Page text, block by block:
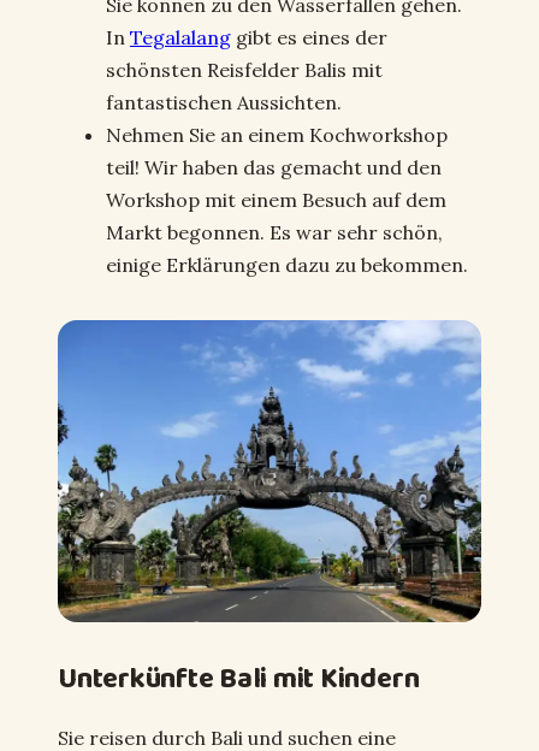
In Tegalalang gibt es eines der
schönsten Reisfelder Balis mit
fantastischen Aussichten.
Nehmen Sie an einem Kochworkshop
teil! Wir haben das gemacht und den
Workshop mit einem Besuch auf dem
Markt begonnen. Es war sehr schön,
einige Erklärungen dazu zu bekommen.
Unterkünfte Bali mit Kindern
Sie reisen durch Bali und suchen eine